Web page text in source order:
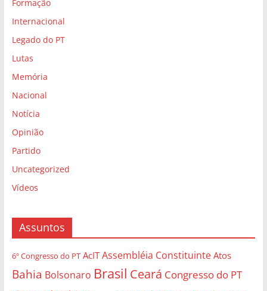
Formação
Internacional
Legado do PT
Lutas
Memória
Nacional
Notícia
Opinião
Partido
Uncategorized
Vídeos
Assuntos
6º Congresso do PT AcIT Assembléia Constituinte Atos
Bahia Bolsonaro Brasil Ceará Congresso do PT